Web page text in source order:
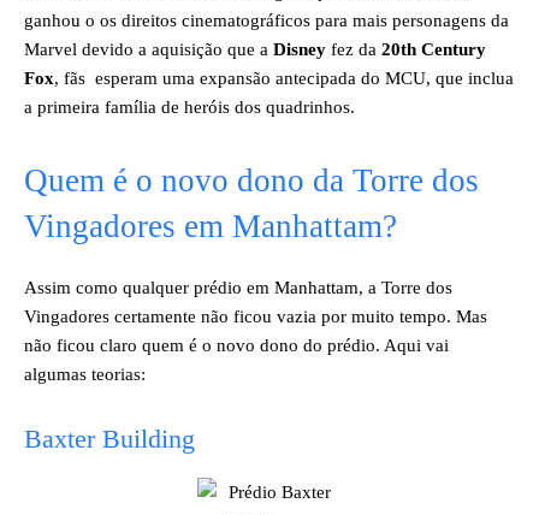
ganhou o os direitos cinematográficos para mais personagens da
Marvel devido a aquisição que a Disney fez da 20th Century
Fox, fãs esperam uma expansão antecipada do MCU, que inclua
a primeira família de heróis dos quadrinhos.
Quem é o novo dono da Torre dos
Vingadores em Manhattam?
Assim como qualquer prédio em Manhattam, a Torre dos
Vingadores certamente não ficou vazia por muito tempo. Mas
não ficou claro quem é o novo dono do prédio. Aqui vai
algumas teorias:
Baxter Building